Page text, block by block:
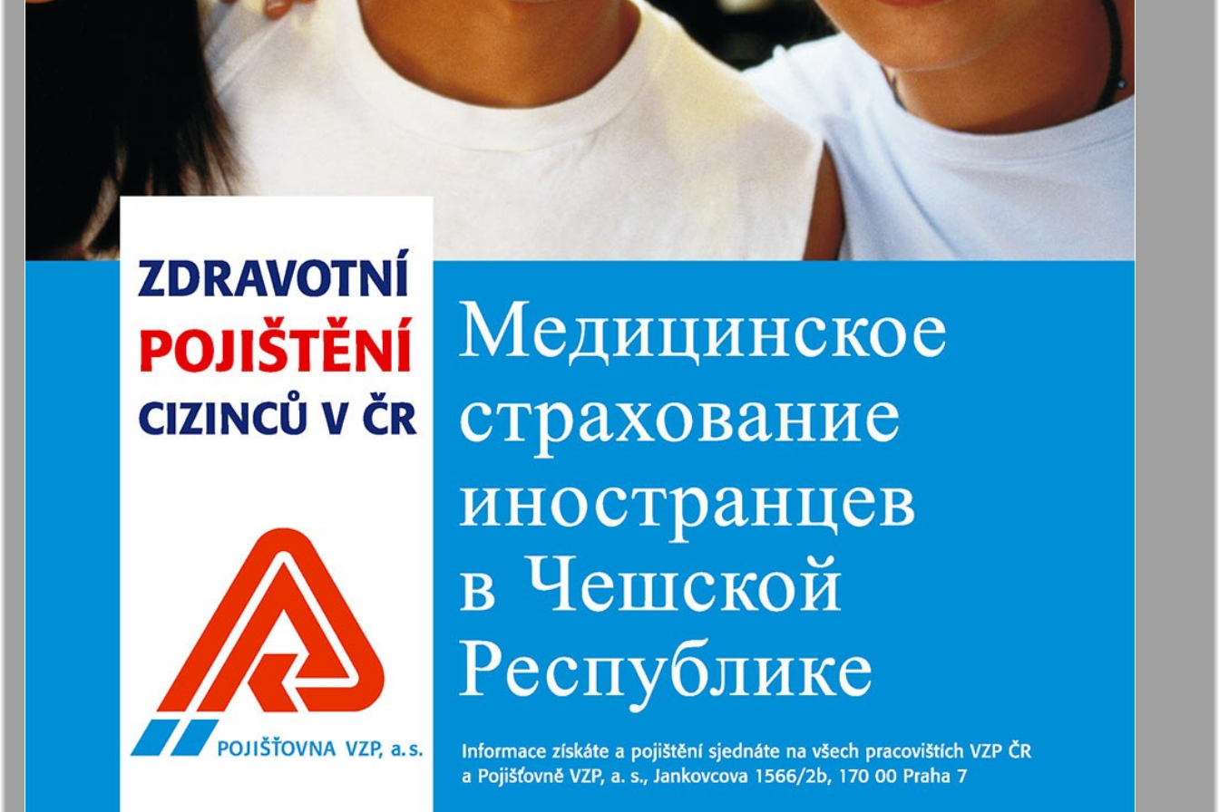
Авангард Акцент
Аргументы и
факты Европа
Артек Аугсбург-сити
Афиша Augsburg Бизнес Бизнес парк Будь здоров
Ваша газета Версия Вести Вестник-info Вечерняя газета
Вечное
сокровище
Восточная
Германия
Восточный
курьер
Vizainfo.cz
Германия плюс Давай Диалог Diplomat
Дублин
инфоцентр
Еврейская газета
Европа экспресс
Европейский
меридиан
ExPress Жасмин
Закон и люди
Зарубежные
записки
Известия BW